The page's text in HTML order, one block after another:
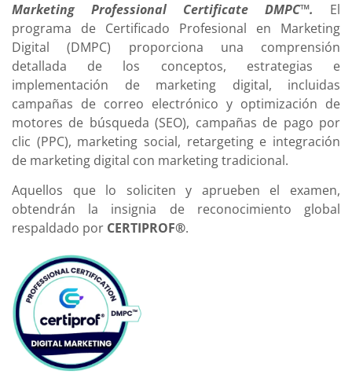
Marketing Professional Certificate DMPC™. El
programa de Certificado Profesional en Marketing
Digital (DMPC) proporciona una comprensión
detallada de los conceptos, estrategias e
implementación de marketing digital, incluidas
campañas de correo electrónico y optimización de
motores de búsqueda (SEO), campañas de pago por
clic (PPC), marketing social, retargeting e integración
de marketing digital con marketing tradicional.
Aquellos que lo soliciten y aprueben el examen,
obtendrán la insignia de reconocimiento global
respaldado por CERTIPROF®.